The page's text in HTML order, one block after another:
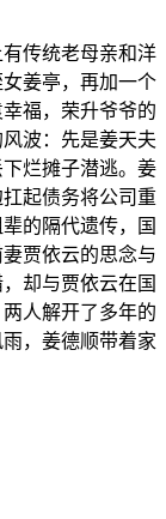
传统老母亲和洋
姜亭，再加一个
福，荣升爷爷的
波：先是姜天夫
烂摊子潜逃。姜
起债务将公司重
的隔代遗传，国
贾依云的思念与
却与贾依云在国
人解开了多年的
，姜德顺带着家